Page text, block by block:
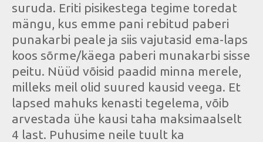
suruda. Eriti pisikestega tegime toredat
mängu, kus emme pani rebitud paberi
punakarbi peale ja siis vajutasid ema-laps
koos sõrme/käega paberi munakarbi sisse
peitu. Nüüd võisid paadid minna merele,
milleks meil olid suured kausid veega. Et
lapsed mahuks kenasti tegelema, võib
arvestada ühe kausi taha maksimaalselt
4 last. Puhusime neile tuult ka